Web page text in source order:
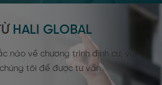
HALI GLOBAL
nào về chương trình định cư, vui
tôi để được tư vấn